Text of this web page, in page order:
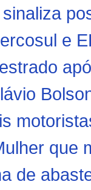
e
que
de